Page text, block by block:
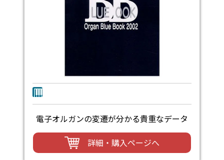
電子オルガンの変遷が分かる貴重なデータ
詳細・購入ページへ